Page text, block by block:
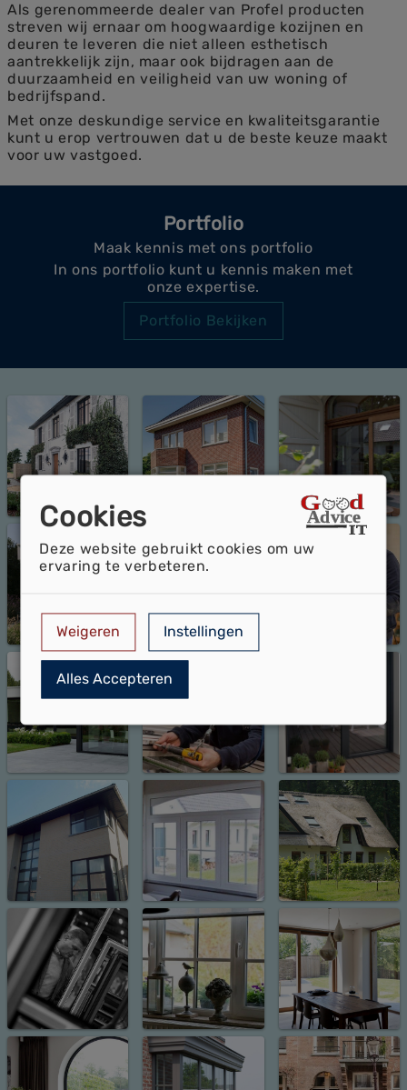
Als gerenommeerde dealer van Profel producten
streven wij ernaar om hoogwaardige kozijnen en
deuren te leveren die niet alleen esthetisch
aantrekkelijk zijn, maar ook bijdragen aan de
duurzaamheid en veiligheid van uw woning of
bedrijfspand.
Met onze deskundige service en kwaliteitsgarantie
kunt u erop vertrouwen dat u de beste keuze maakt
voor uw vastgoed.
Portfolio
Maak kennis met ons portfolio
In ons portfolio kunt u kennis maken met
onze expertise.
Portfolio Bekijken
Cookies
Deze website gebruikt cookies om uw
ervaring te verbeteren.
Weigeren Instellingen
Alles Accepteren